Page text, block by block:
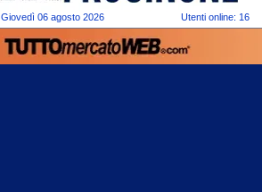
Giovedì 06 agosto 2026 Utenti online: 16